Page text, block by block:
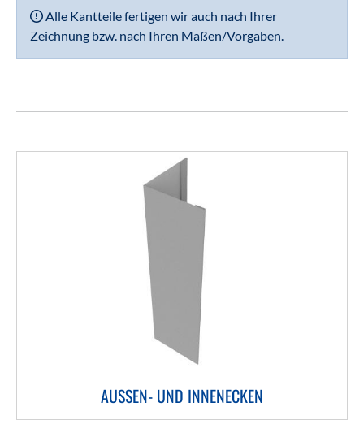
Alle Kantteile fertigen wir auch nach Ihrer
Zeichnung bzw. nach Ihren Maßen/Vorgaben.
AUSSEN- UND INNENECKEN